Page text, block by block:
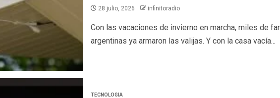
28 julio, 2026 infinitoradio
Con las vacaciones de invierno en marcha, miles de
argentinas ya armaron las valijas. Y con la casa vacía...
TECNOLOGIA